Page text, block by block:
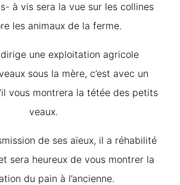
à vis sera la vue sur les collines
les animaux de la ferme.
une exploitation agricole
sous la mère, c’est avec un
vous montrera la tétée des petits
veaux.
de ses aïeux, il a réhabilité
sera heureux de vous montrer la
du pain à l’ancienne.